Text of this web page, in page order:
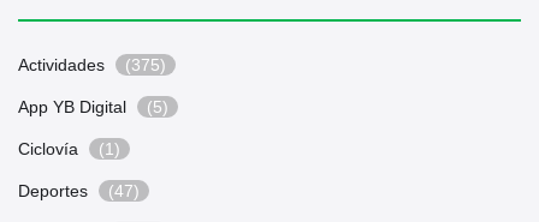
Actividades (375)
App YB Digital (5)
Ciclovía (1)
Deportes (47)